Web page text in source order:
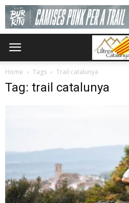
Home Tags Trail catalunya
Tag: trail catalunya